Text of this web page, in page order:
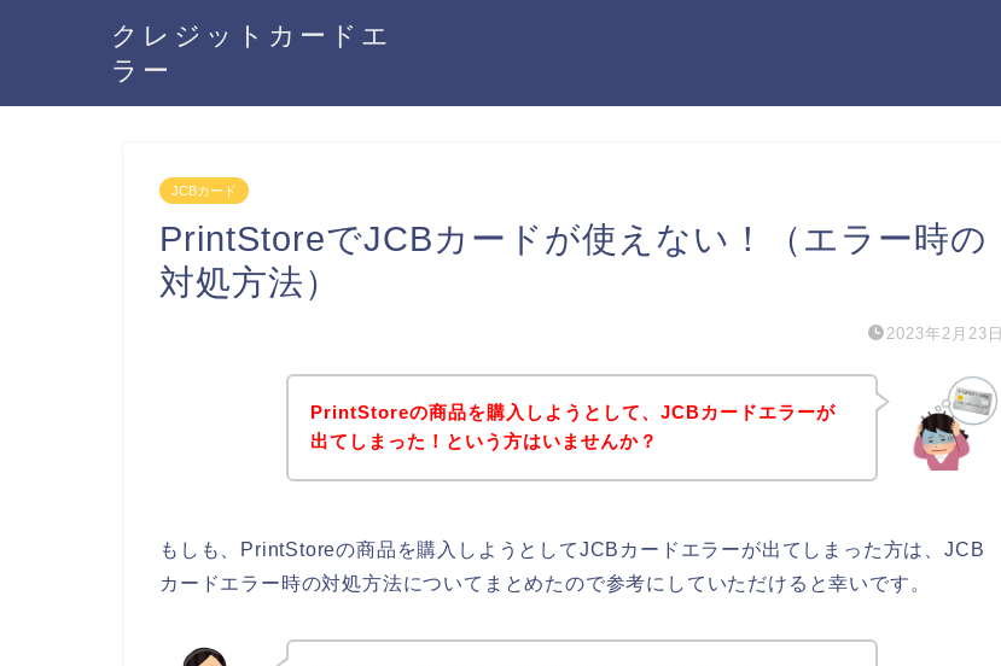
クレジットカードエ
ラー
JCBカード
PrintStoreでJCBカードが使えない！（エラー時の
対処方法）
2023年2月23日
PrintStoreの商品を購入しようとして、JCBカードエラーが
出てしまった！という方はいませんか？
もしも、PrintStoreの商品を購入しようとしてJCBカードエラーが出てしまった方は、JCB
カードエラー時の対処方法についてまとめたので参考にしていただけると幸いです。